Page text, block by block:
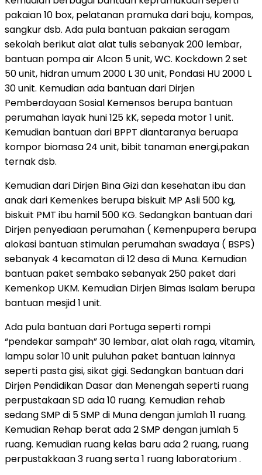
pakaian 10 box, pelatanan pramuka dari baju, kompas,
sangkur dsb. Ada pula bantuan pakaian seragam
sekolah berikut alat alat tulis sebanyak 200 lembar,
bantuan pompa air Alcon 5 unit, WC. Kockdown 2 set
50 unit, hidran umum 2000 L 30 unit, Pondasi HU 2000 L
30 unit. Kemudian ada bantuan dari Dirjen
Pemberdayaan Sosial Kemensos berupa bantuan
perumahan layak huni 125 kK, sepeda motor 1 unit.
Kemudian bantuan dari BPPT diantaranya beruapa
kompor biomasa 24 unit, bibit tanaman energi,pakan
ternak dsb.
Kemudian dari Dirjen Bina Gizi dan kesehatan ibu dan
anak dari Kemenkes berupa biskuit MP Asli 500 kg,
biskuit PMT ibu hamil 500 KG. Sedangkan bantuan dari
Dirjen penyediaan perumahan ( Kemenpupera berupa
alokasi bantuan stimulan perumahan swadaya ( BSPS)
sebanyak 4 kecamatan di 12 desa di Muna. Kemudian
bantuan paket sembako sebanyak 250 paket dari
Kemenkop UKM. Kemudian Dirjen Bimas Isalam berupa
bantuan mesjid 1 unit.
Ada pula bantuan dari Portuga seperti rompi
“pendekar sampah” 30 lembar, alat olah raga, vitamin,
lampu solar 10 unit puluhan paket bantuan lainnya
seperti pasta gisi, sikat gigi. Sedangkan bantuan dari
Dirjen Pendidikan Dasar dan Menengah seperti ruang
perpustakaan SD ada 10 ruang. Kemudian rehab
sedang SMP di 5 SMP di Muna dengan jumlah 11 ruang.
Kemudian Rehap berat ada 2 SMP dengan jumlah 5
ruang. Kemudian ruang kelas baru ada 2 ruang, ruang
perpustakkaan 3 ruang serta 1 ruang laboratorium .